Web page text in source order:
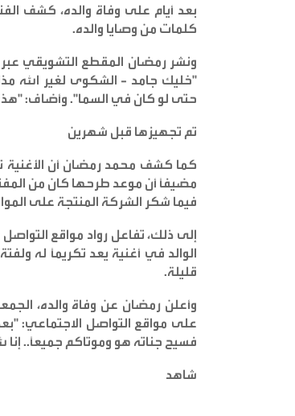
بعد أيام على وفاة والده، كشف
كلمات من وصايا والده.
ونشر رمضان المقطع التشويقي
"خليك جامد - الشكوى لغير الله
حتى لو كان في السما". وأضاف:
تم تجهيزها قبل شهرين
كما كشف محمد رمضان أن الأغنية تم
فيما شكر الشركة المنتجة على
إلى ذلك، تفاعل رواد مواقع
الوالد في أغنية يعد تكريماً له
قليلة.
على مواقع التواصل الاجتماعي:
فسيح جناته هو وموتاكم جميعاً.. إنا
شاهد